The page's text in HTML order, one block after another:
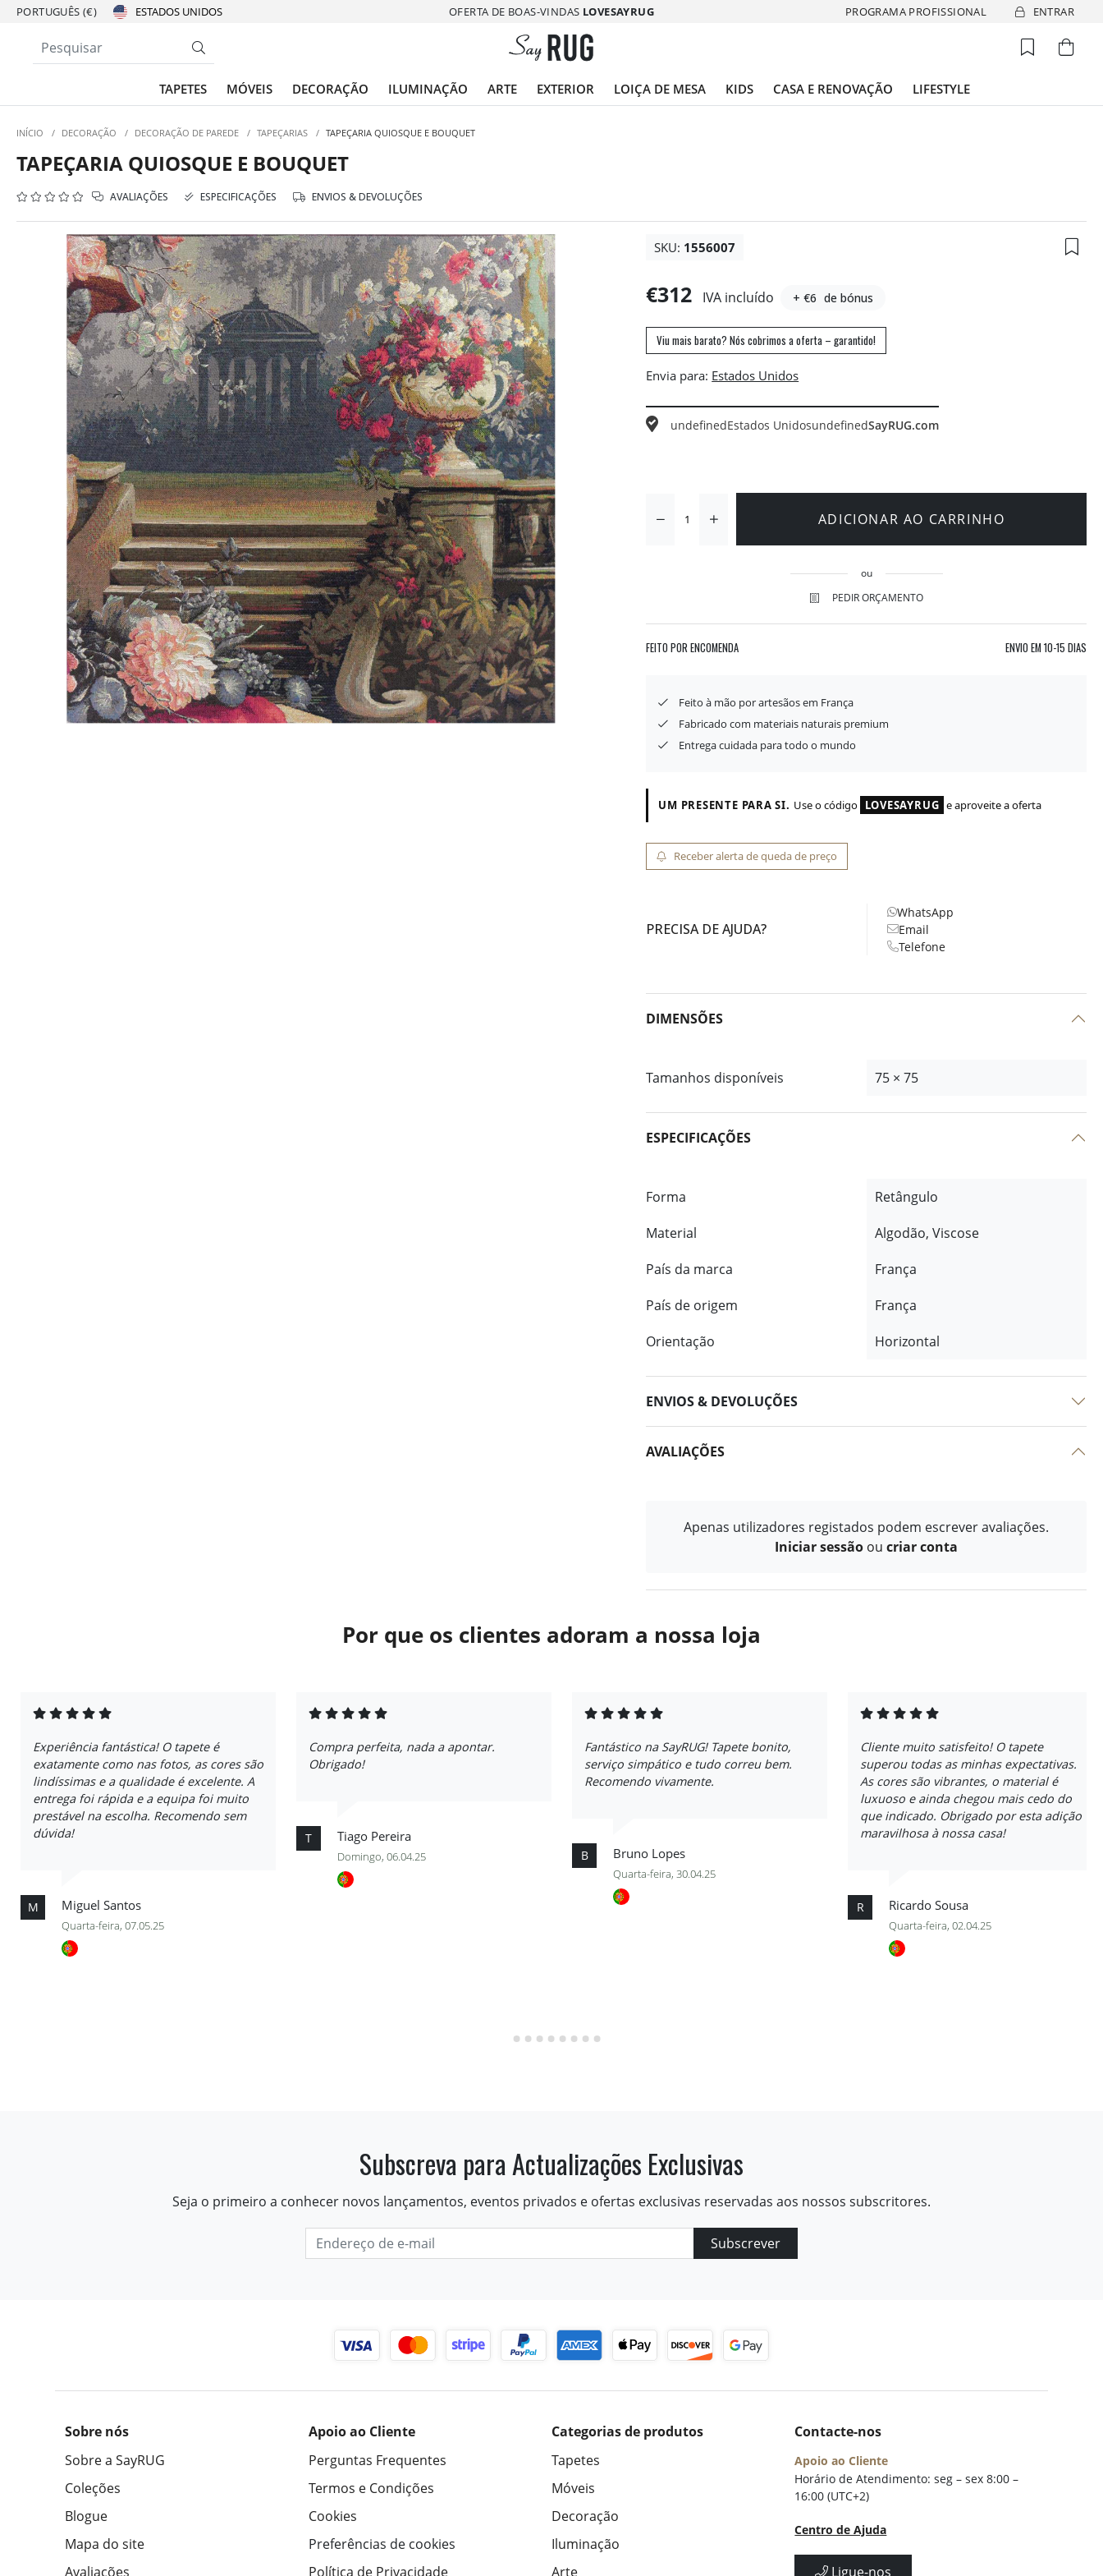
PORTUGUÊS (€) OFERTA DE BOAS-VINDAS LOVESAYRUG PROGRAMA PROFISSIONAL ENTRAR
TAPETES MÓVEIS DECORAÇÃO ILUMINAÇÃO ARTE EXTERIOR LOIÇA DE MESA KIDS CASA E RENOVAÇÃO LIFESTYLE
INÍCIO / DECORAÇÃO / DECORAÇÃO DE PAREDE / TAPEÇARIAS / TAPEÇARIA QUIOSQUE E BOUQUET
TAPEÇARIA QUIOSQUE E BOUQUET
AVALIAÇÕES ESPECIFICAÇÕES ENVIOS & DEVOLUÇÕES
SKU: 1556007
€312 IVA incluído + €6 de bónus
Viu mais barato? Nós cobrimos a oferta – garantido!
Envia para:
undefinedEstados UnidosundefinedSayRUG.com
ADICIONAR AO CARRINHO
ou
PEDIR ORÇAMENTO
FEITO POR ENCOMENDA ENVIO EM 10-15 DIAS
Feito à mão por artesãos em França
Fabricado com materiais naturais premium
Entrega cuidada para todo o mundo
UM PRESENTE PARA SI. Use o código LOVESAYRUG e aproveite a oferta
Receber alerta de queda de preço
PRECISA DE AJUDA?
WhatsApp
Email
Telefone
DIMENSÕES
Tamanhos disponíveis 75 × 75
ESPECIFICAÇÕES
Forma
Retângulo
Material
Algodão, Viscose
País da marca
França
País de origem
França
Orientação
Horizontal
ENVIOS & DEVOLUÇÕES
AVALIAÇÕES
Apenas utilizadores registados podem escrever avaliações.
Iniciar sessão ou criar conta
Por que os clientes adoram a nossa loja
Experiência fantástica! O tapete é
exatamente como nas fotos, as cores são
lindíssimas e a qualidade é excelente. A
entrega foi rápida e a equipa foi muito
prestável na escolha. Recomendo sem
dúvida!
M Miguel Santos
Quarta-feira, 07.05.25
Compra perfeita, nada a apontar.
Obrigado!
T Tiago Pereira
Domingo, 06.04.25
Fantástico na SayRUG! Tapete bonito,
serviço simpático e tudo correu bem.
Recomendo vivamente.
B Bruno Lopes
Quarta-feira, 30.04.25
Cliente muito satisfeito! O tapete
superou todas as minhas expectativas.
As cores são vibrantes, o material é
luxuoso e ainda chegou mais cedo do
que indicado. Obrigado por esta adição
maravilhosa à nossa casa!
R Ricardo Sousa
Quarta-feira, 02.04.25
Subscreva para Actualizações Exclusivas
Seja o primeiro a conhecer novos lançamentos, eventos privados e ofertas exclusivas reservadas aos nossos subscritores.
Subscrever
Sobre nós
Sobre a SayRUG
Coleções
Blogue
Mapa do site
Avaliações
Apoio ao Cliente
Perguntas Frequentes
Termos e Condições
Cookies
Preferências de cookies
Política de Privacidade
Categorias de produtos
Tapetes
Móveis
Decoração
Iluminação
Arte
Contacte-nos
Apoio ao Cliente
Horário de Atendimento: seg – sex 8:00 –
16:00 (UTC+2)
Centro de Ajuda
Ligue-nos